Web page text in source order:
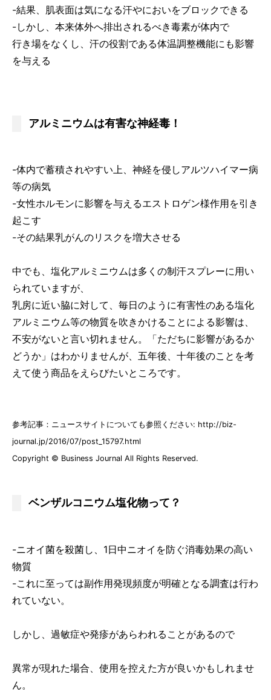
-結果、肌表面は気になる汗やにおいをブロックできる
-しかし、本来体外へ排出されるべき毒素が体内で
行き場をなくし、汗の役割である体温調整機能にも影響
を与える
アルミニウムは有害な神経毒！
-体内で蓄積されやすい上、神経を侵しアルツハイマー病
等の病気
-女性ホルモンに影響を与えるエストロゲン様作用を引き
起こす
-その結果乳がんのリスクを増大させる
中でも、塩化アルミニウムは多くの制汗スプレーに用い
られていますが、
乳房に近い脇に対して、毎日のように有害性のある塩化
アルミニウム等の物質を吹きかけることによる影響は、
不安がないと言い切れません。「ただちに影響があるか
どうか」はわかりませんが、五年後、十年後のことを考
えて使う商品をえらびたいところです。
参考記事：ニュースサイトについても参照ください: http://biz-
journal.jp/2016/07/post_15797.html
Copyright © Business Journal All Rights Reserved.
ベンザルコニウム塩化物って？
-ニオイ菌を殺菌し、1日中ニオイを防ぐ消毒効果の高い
物質
-これに至っては副作用発現頻度が明確となる調査は行わ
れていない。
しかし、過敏症や発疹があらわれることがあるので
異常が現れた場合、使用を控えた方が良いかもしれませ
ん。